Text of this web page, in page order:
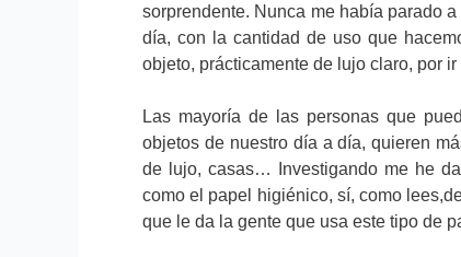
sorprendente. Nunca me había parado
día, con la cantidad de uso que
objeto, prácticamente de lujo claro, por
Las mayoría de las personas que
objetos de nuestro día a día, quieren
de lujo, casas… Investigando me he
como el papel higiénico, sí, como
que le da la gente que usa este tipo de